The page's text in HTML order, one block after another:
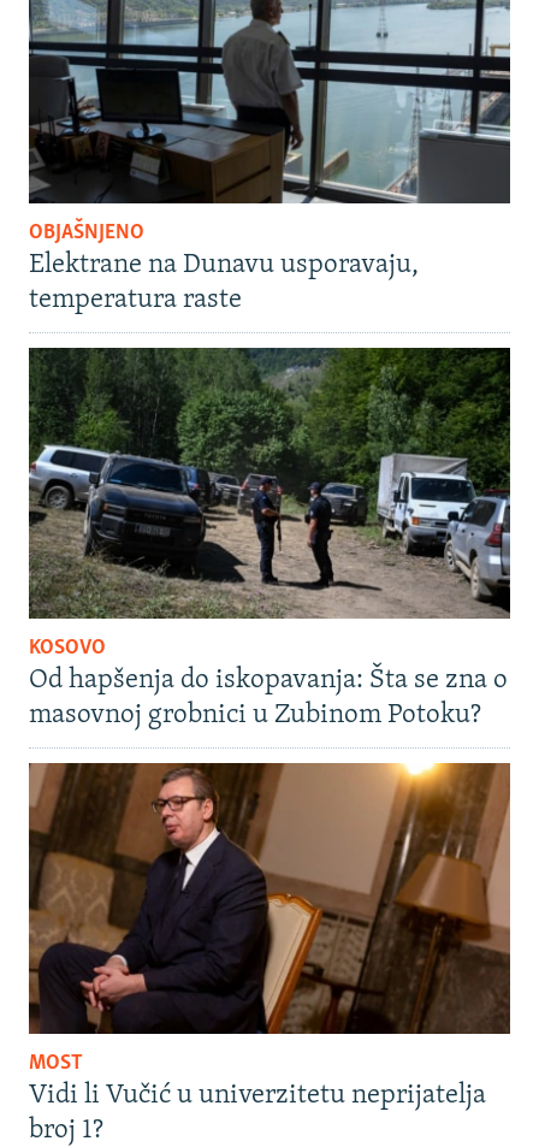
OBJAŠNJENO
Elektrane na Dunavu usporavaju,
temperatura raste
KOSOVO
Od hapšenja do iskopavanja: Šta se zna o
masovnoj grobnici u Zubinom Potoku?
MOST
Vidi li Vučić u univerzitetu neprijatelja
broj 1?